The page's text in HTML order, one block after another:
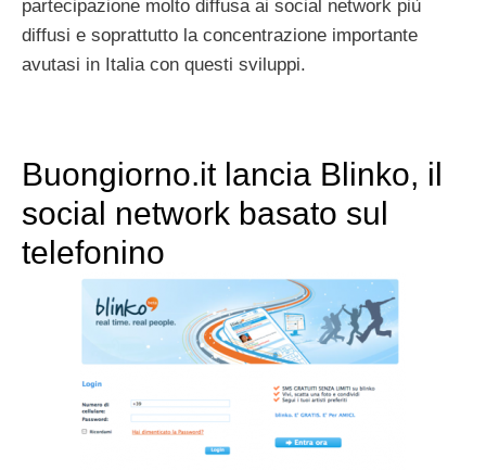
partecipazione molto diffusa ai social network più
diffusi e soprattutto la concentrazione importante
avutasi in Italia con questi sviluppi.
Buongiorno.it lancia Blinko, il
social network basato sul
telefonino